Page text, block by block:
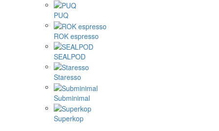
PUQ
ROK espresso
SEALPOD
Staresso
Subminimal
Superkop